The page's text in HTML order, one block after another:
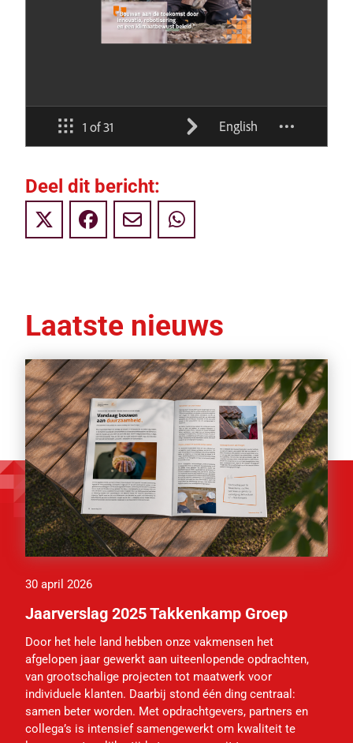
Deel dit bericht:
Laatste nieuws
30 april 2026
Jaarverslag 2025 Takkenkamp Groep
Door het hele land hebben onze vakmensen het
afgelopen jaar gewerkt aan uiteenlopende opdrachten,
van grootschalige projecten tot maatwerk voor
individuele klanten. Daarbij stond één ding centraal:
samen beter worden. Met opdrachtgevers, partners en
collega’s is intensief samengewerkt om kwaliteit te